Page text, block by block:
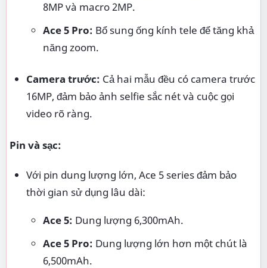
8MP và macro 2MP.
Ace 5 Pro: Bổ sung ống kính tele để tăng khả
năng zoom.
Camera trước: Cả hai mẫu đều có camera trước
16MP, đảm bảo ảnh selfie sắc nét và cuộc gọi
video rõ ràng.
Pin và sạc:
Với pin dung lượng lớn, Ace 5 series đảm bảo
thời gian sử dụng lâu dài:
Ace 5: Dung lượng 6,300mAh.
Ace 5 Pro: Dung lượng lớn hơn một chút là
6,500mAh.